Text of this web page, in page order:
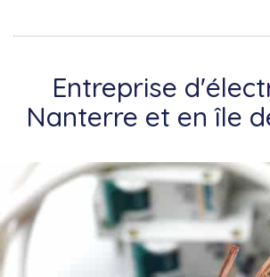
Entreprise
Nanterre et en île